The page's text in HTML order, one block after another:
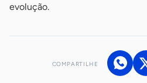
evolução.
COMPARTILHE